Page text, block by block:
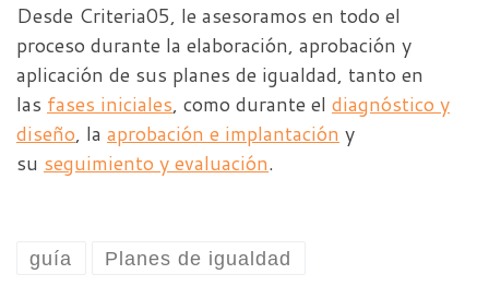
Desde Criteria05, le asesoramos en todo el
proceso durante la elaboración, aprobación y
aplicación de sus planes de igualdad, tanto en
las fases iniciales, como durante el diagnóstico y
diseño, la aprobación e implantación y
su seguimiento y evaluación.
guía Planes de igualdad